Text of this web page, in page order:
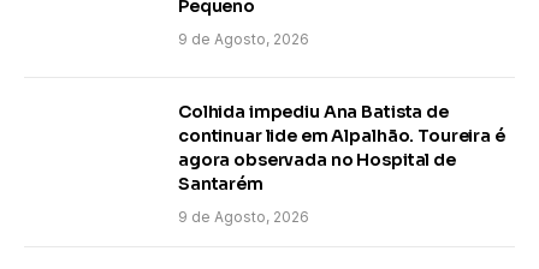
Pequeno
9 de Agosto, 2026
Colhida impediu Ana Batista de
continuar lide em Alpalhão. Toureira é
agora observada no Hospital de
Santarém
9 de Agosto, 2026